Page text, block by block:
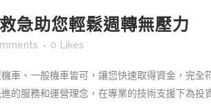
急助您輕鬆週轉無壓力
0 Likes
車、一般機車皆可，讓您快速取得資金，完全
的服務和運營理念，在專業的技術支援下為投